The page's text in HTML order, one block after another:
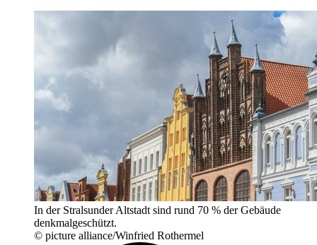
In der Stralsunder Altstadt sind rund 70 % der Gebäude
denkmalgeschützt.
© picture alliance/Winfried Rothermel